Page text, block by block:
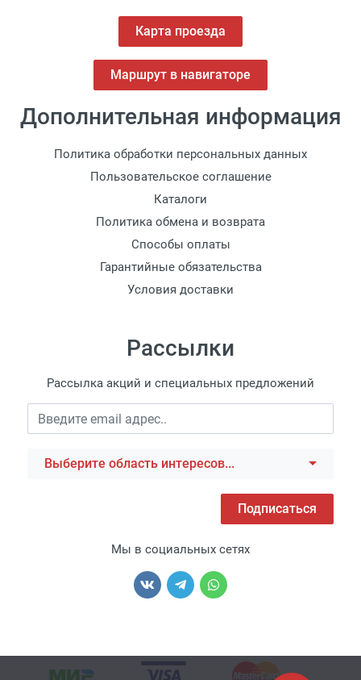
Карта проезда
Маршрут в навигаторе
Дополнительная информация
Политика обработки персональных данных
Пользовательское соглашение
Каталоги
Политика обмена и возврата
Способы оплаты
Гарантийные обязательства
Условия доставки
Рассылки
Рассылка акций и специальных предложений
Выберите область интересов...
Подписаться
Мы в социальных сетях